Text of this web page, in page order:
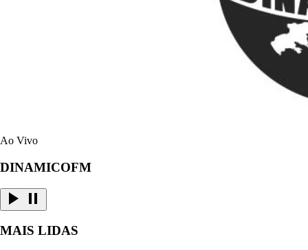
Ao Vivo
DINAMICOFM
MAIS LIDAS